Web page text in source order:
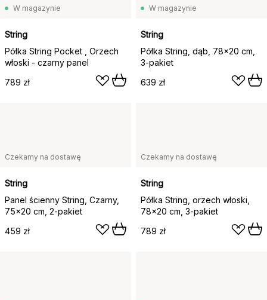
W magazynie
String
Półka String Pocket , Orzech
włoski - czarny panel
789 zł
W magazynie
String
Półka String, dąb, 78x20 cm,
3-pakiet
639 zł
Czekamy na dostawę
String
Panel ścienny String, Czarny,
75x20 cm, 2-pakiet
459 zł
Czekamy na dostawę
String
Półka String, orzech włoski,
78x20 cm, 3-pakiet
789 zł